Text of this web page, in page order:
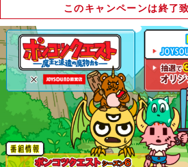
このキャンペーンは終了